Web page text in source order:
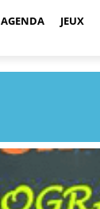
AGENDA JEUX